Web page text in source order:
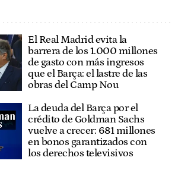
El Real Madrid evita la
barrera de los 1.000 millones
de gasto con más ingresos
que el Barça: el lastre de las
obras del Camp Nou
La deuda del Barça por el
crédito de Goldman Sachs
vuelve a crecer: 681 millones
en bonos garantizados con
los derechos televisivos